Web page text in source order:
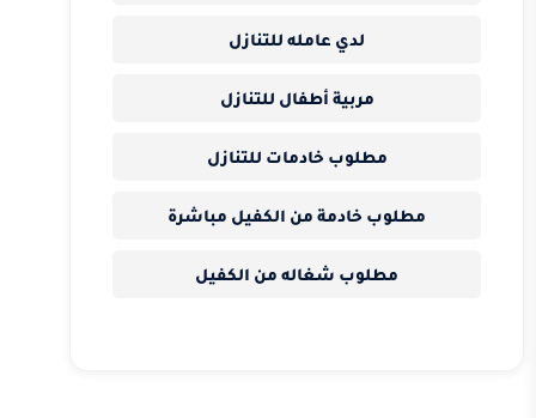
لدي عامله للتنازل
مربية أطفال للتنازل
مطلوب خادمات للتنازل
مطلوب خادمة من الكفيل مباشرة
مطلوب شغاله من الكفيل